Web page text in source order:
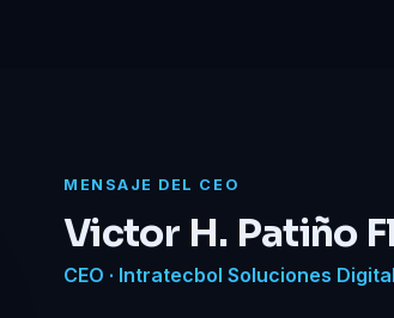
MENSAJE DEL CEO
Victor H. Patiño
CEO · Intratecbol Soluciones